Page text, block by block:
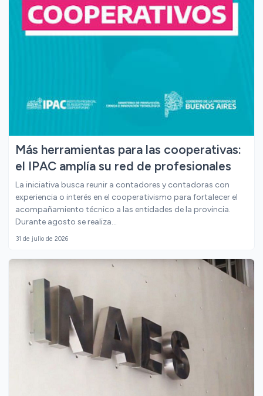
Más herramientas para las cooperativas:
el IPAC amplía su red de profesionales
La iniciativa busca reunir a contadores y contadoras con
experiencia o interés en el cooperativismo para fortalecer el
Durante agosto se realiza...
31 de julio de 2026